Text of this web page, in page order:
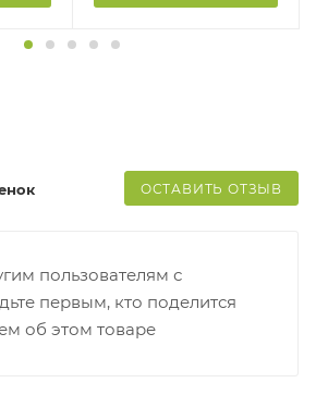
ОСТАВИТЬ ОТЗЫВ
пользователям с
первым, кто поделится
об этом товаре